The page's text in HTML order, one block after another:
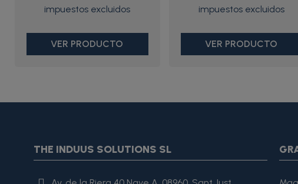
VER PRODUCTO VER PRODUCTO
THE INDUUS SOLUTIONS SL
"review": { "@type": "Review", "author": { "@type": "Person", "name":
es excelente, lo recomiendo totalmente." }